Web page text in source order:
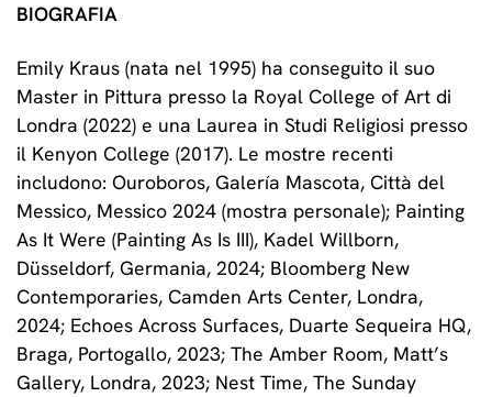
BIOGRAFIA
Emily Kraus (nata nel 1995) ha conseguito il suo
Master in Pittura presso la Royal College of Art di
Londra (2022) e una Laurea in Studi Religiosi presso
il Kenyon College (2017). Le mostre recenti
includono: Ouroboros, Galería Mascota, Città del
Messico, Messico 2024 (mostra personale); Painting
As It Were (Painting As Is III), Kadel Willborn,
Düsseldorf, Germania, 2024; Bloomberg New
Contemporaries, Camden Arts Center, Londra,
2024; Echoes Across Surfaces, Duarte Sequeira HQ,
Braga, Portogallo, 2023; The Amber Room, Matt’s
Gallery, Londra, 2023; Nest Time, The Sunday